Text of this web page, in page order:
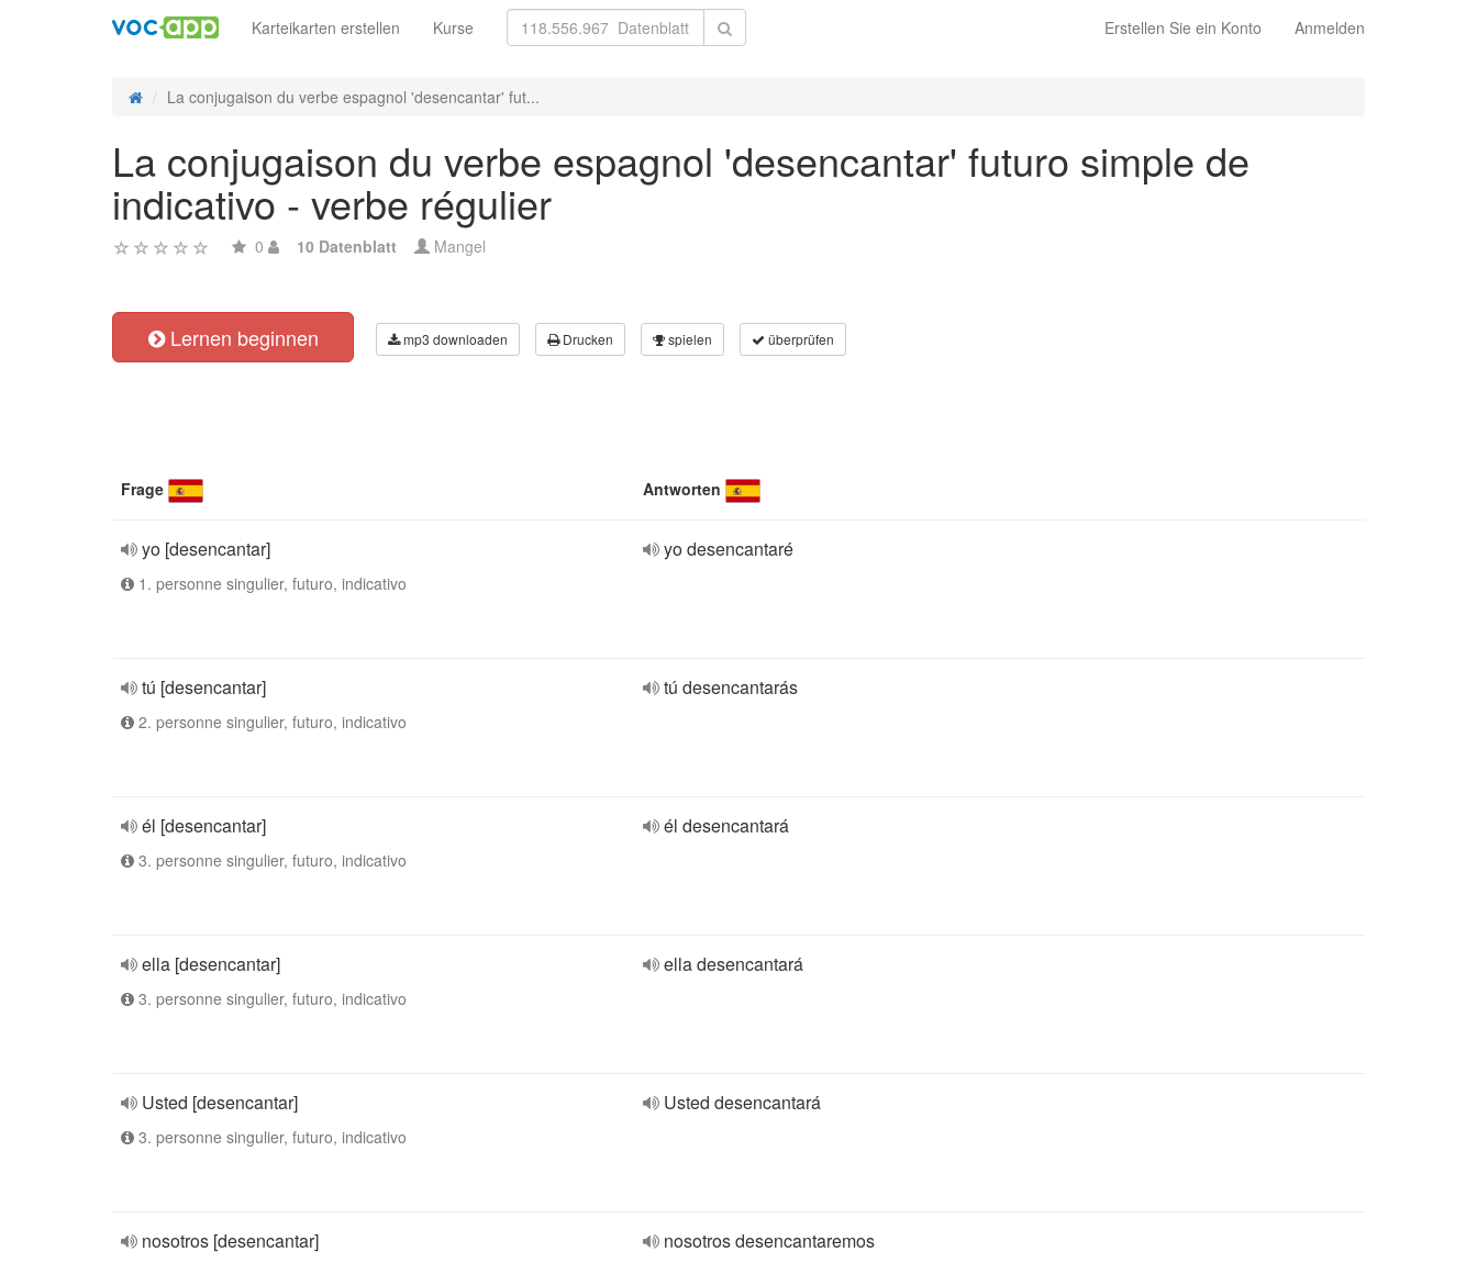
Erstellen Sie ein Konto Anmelden
Karteikarten erstellen Kurse
La conjugaison du verbe espagnol 'desencantar' fut...
La conjugaison du verbe espagnol 'desencantar' futuro simple de
indicativo - verbe régulier
0 10 Datenblatt Mangel
Lernen beginnen mp3 downloaden Drucken spielen überprüfen
Frage Antworten
yo [desencantar]
1. personne singulier, futuro, indicativo
yo desencantaré
tú [desencantar]
2. personne singulier, futuro, indicativo
tú desencantarás
él [desencantar]
3. personne singulier, futuro, indicativo
él desencantará
ella [desencantar]
3. personne singulier, futuro, indicativo
ella desencantará
Usted [desencantar]
3. personne singulier, futuro, indicativo
Usted desencantará
nosotros [desencantar] nosotros desencantaremos